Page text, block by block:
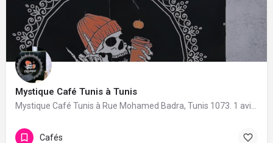
Mystique Café Tunis à Tunis
Mystique Café Tunis à Rue Mohamed Badra, Tunis 1073. 1 avis avec une note de 5/5.
Cafés